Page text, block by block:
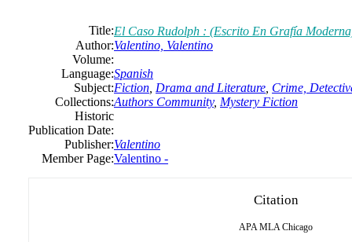
Title:El Caso Rudolph : (Escrito En Grafía
Author:Valentino, Valentino
Volume:
Language:Spanish
Subject:Fiction Drama and Literature Crime,
Collections:Authors Community, Mystery Fiction
Historic
Publication Date:
Publisher:Valentino
Member Page:Valentino -
Citation
APA MLA Chicago